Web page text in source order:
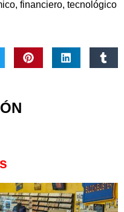
financiero, tecnológico